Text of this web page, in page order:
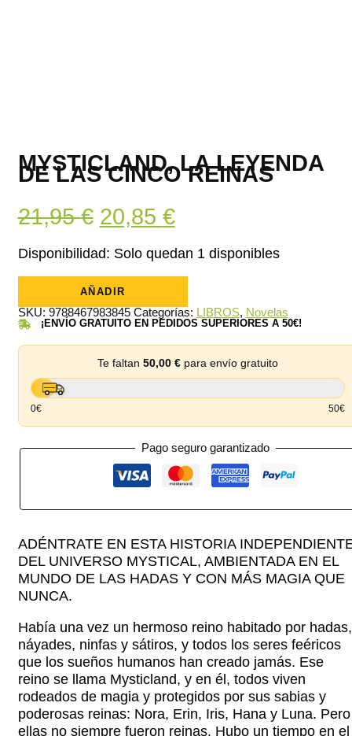
MYSTICLAND, LA LEYENDA
DE LAS CINCO REINAS
21,95€ El
precio
original
era:
21,95 €.
20,85 €El
precio
actual
es:
20,85 €.
Disponibilidad: Solo quedan 1 disponibles
de
las
reinas
AÑADIR
SKU: 9788467983845 Categorías: LIBROS, Novelas
¡ENVÍO GRATUITO EN PEDIDOS SUPERIORES A 50€!
Te faltan 50,00 €para envío gratuito
0€ 50€
Pago seguro garantizado
ADÉNTRATE EN ESTA HISTORIA
DEL UNIVERSO MYSTICAL, AMBIENTADA EN EL
MUNDO DE LAS HADAS Y CON MÁS MAGIA QUE
NUNCA.
Había una vez un hermoso reino habitado por hadas,
náyades, ninfas y sátiros, y todos los seres feéricos
que los sueños humanos han creado jamás. Ese
reino se llama Mysticland, y en él, todos viven
rodeados de magia y protegidos por sus sabias y
poderosas reinas: Nora, Erin, Iris, Hana y Luna. Pero
ellas no siempre fueron reinas. Hubo un tiempo en el